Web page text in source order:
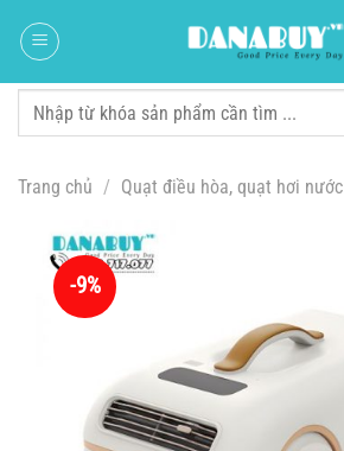
đến
dung
Tìm
Trang chủ / Quạt điều hòa, quạt hơi nước
-9%